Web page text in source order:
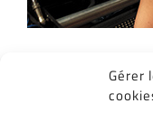
Gérer